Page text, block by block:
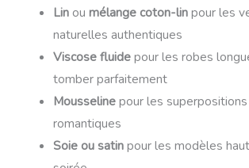
Linou mélange coton-linpour les
naturelles authentiques
Viscose fluidepour les robes
tomber parfaitement
Mousselinepour les
romantiques
Soie ou satinpour les modèles